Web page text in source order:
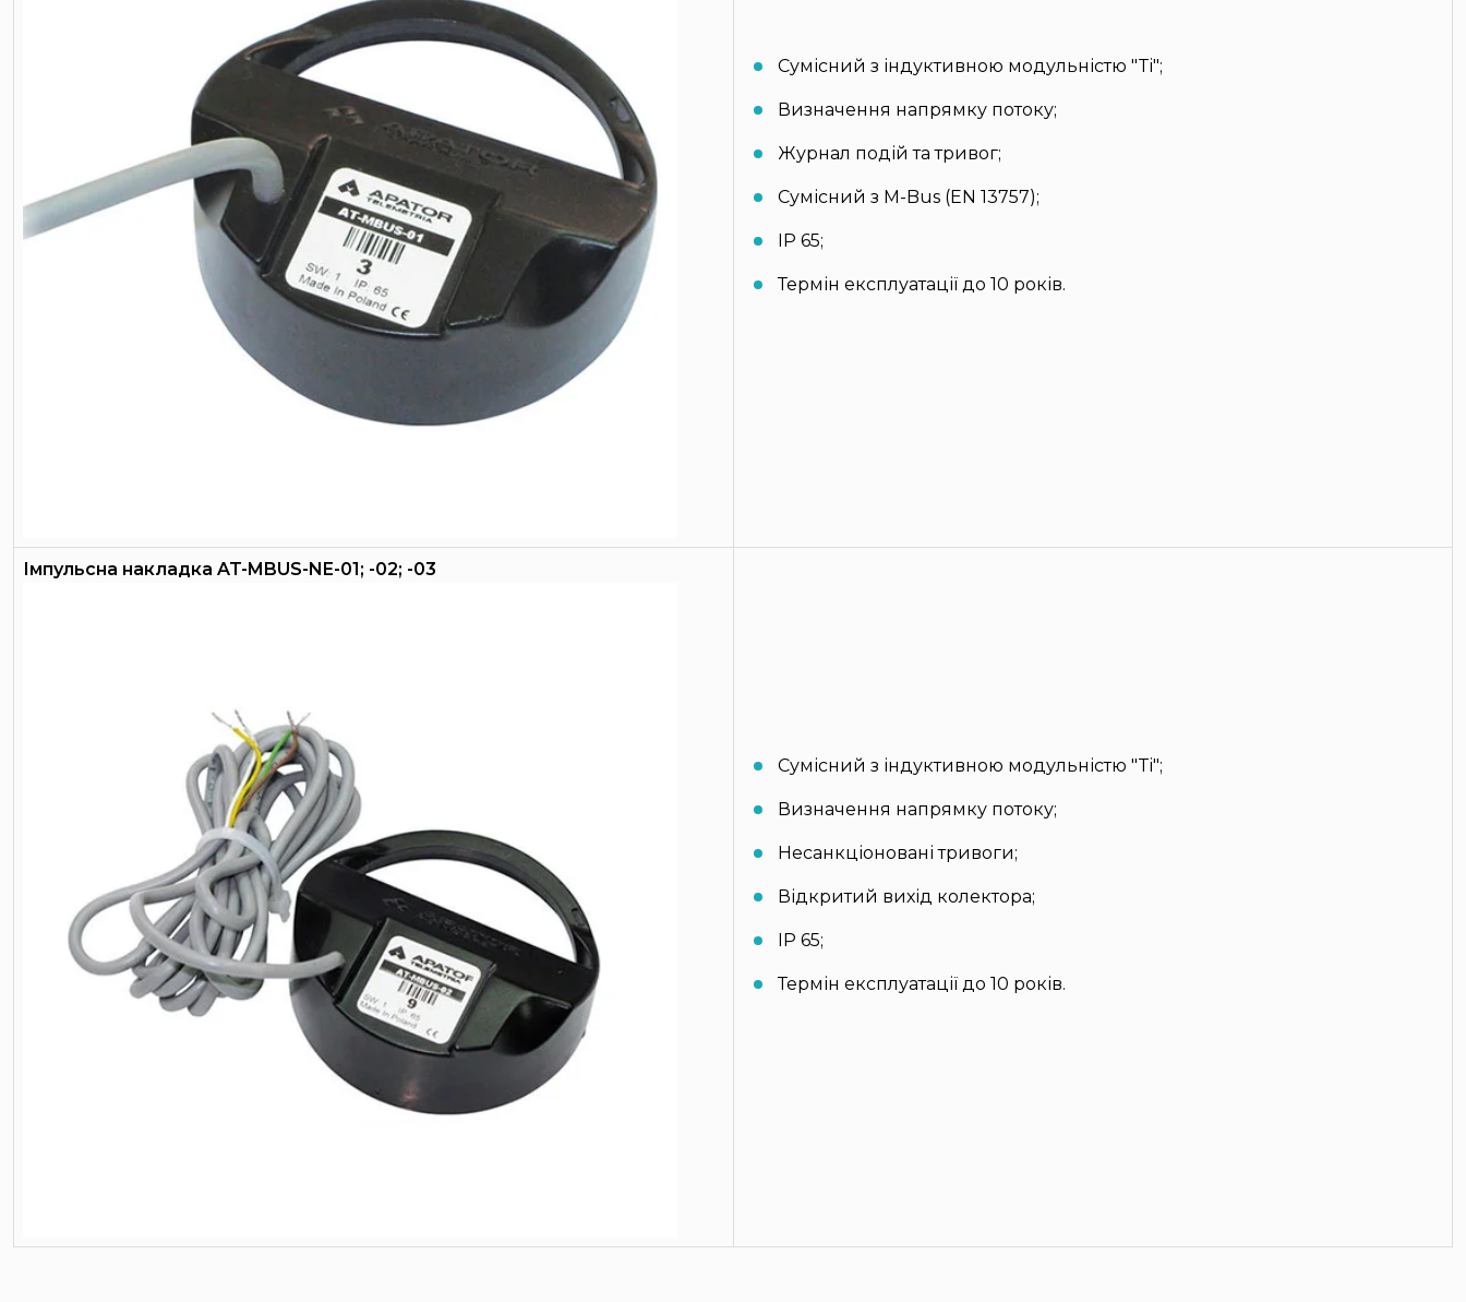
Сумісний з індуктивною модульністю "Ti";
Визначення напрямку потоку;
Журнал подій та тривог;
Сумісний з M-Bus (EN 13757);
IP 65;
Термін експлуатації до 10 років.
Імпульсна накладка AT-MBUS-NE-01; -02; -03
Сумісний з індуктивною модульністю "Ti";
Визначення напрямку потоку;
Несанкціоновані тривоги;
Відкритий вихід колектора;
IP 65;
Термін експлуатації до 10 років.